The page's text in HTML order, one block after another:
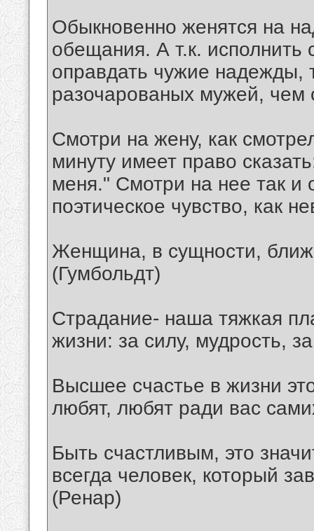
Обыкновенно женятся на
обещания. А т.к.
оправдать чужие надежды,
разочарованых мужей, чем
Смотри на жену, как
минуту имеет право
меня." Смотри на нее так и
поэтическое чувство, как
Женщина, в сущности,
(Гумбольдт)
Страдание- наша тяжкая
жизни: за силу, мудрость,
Высшее счастье в жизни
любят, любят ради вас
Быть счастливым, это
всегда человек, который
(Ренар)